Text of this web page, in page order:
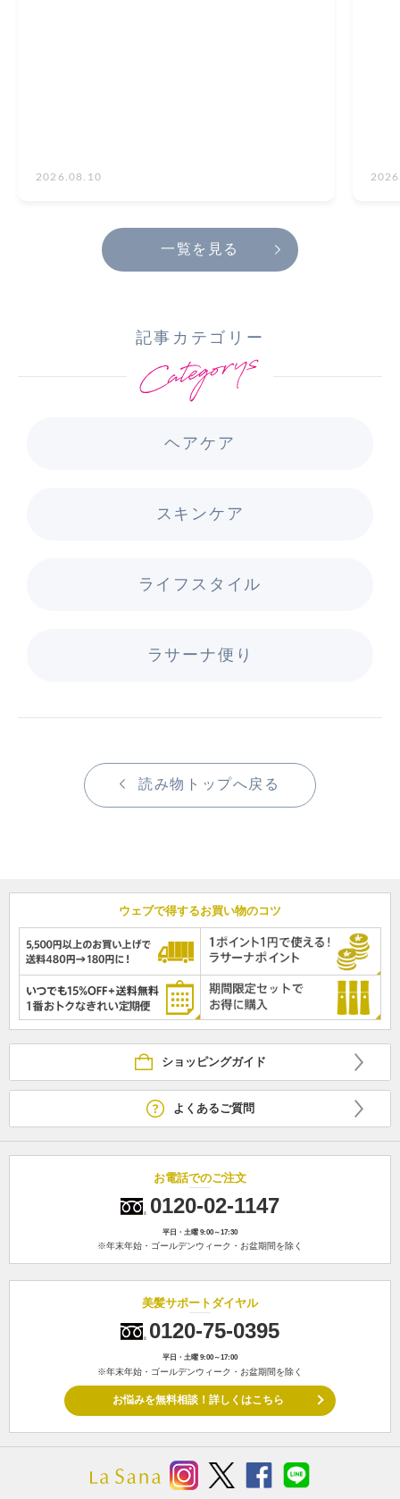
2026.08.10
一覧を見る
記事カテゴリー
ヘアケア
スキンケア
ライフスタイル
ラサーナ便り
読み物トップへ戻る
ウェブで得するお買い物のコツ
ショッピングガイド
よくあるご質問
お電話でのご注文
0120-02-1147
平日・土曜 9:00～17:30
※年末年始・ゴールデンウィーク・お盆期間を除く
美髪サポートダイヤル
0120-75-0395
平日・土曜 9:00～17:00
※年末年始・ゴールデンウィーク・お盆期間を除く
お悩みを無料相談！詳しくはこちら